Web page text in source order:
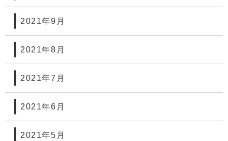
2021年9月
2021年8月
2021年7月
2021年6月
2021年5月